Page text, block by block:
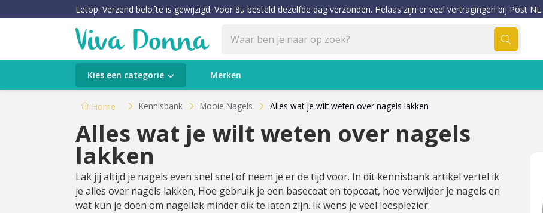
Letop: Verzend belofte is gewijzigd. Voor 8u besteld dezelfde dag verzonden. Helaas zijn er veel vertragingen bij Post NL.
Kies een categorie Merken
Categorieën
Verzorging
Make-up
Huidtypes & Huidcondities
Baby & Kids
Home Kennisbank Mooie Nagels Alles wat je wilt weten over nagels lakken
Alles wat je wilt weten over nagels
lakken
Lak jij altijd je nagels even snel snel of neem je er de tijd voor. In dit kennisbank artikel vertel ik
je alles over nagels lakken, Hoe gebruik je een basecoat en topcoat, hoe verwijder je nagels en
wat kun je doen om nagellak minder dik te laten zijn. Ik wens je veel leesplezier.